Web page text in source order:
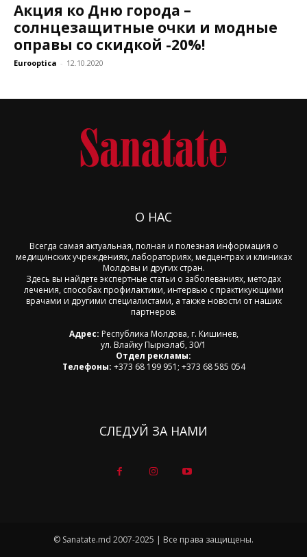
Акция ко Дню города –
солнцезащитные очки и модные
оправы со скидкой -20%!
Eurooptica - 12.10.2020
О НАС
Всегда самая актуальная, полная и полезная информация о
медицинских учреждениях, лабораториях, медцентрах и клиниках
Молдовы и других стран.
Здесь вы найдете экспертные статьи о заболеваниях, методах
лечения, способах профилактики, интервью с практикующими
врачами и другими специалистами, а также новости от наших
партнеров.
Адрес: Республика Молдова, г. Кишинев,
ул. Влайку Пыркэлаб, 30/1
Отдел рекламы:
Телефоны: +373 68 199 951; +373 68 585 054
СЛЕДУЙ ЗА НАМИ
© Sanatate.md 2007-2025 | Все права защищены.